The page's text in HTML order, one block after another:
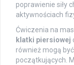
poprawienie siły
aktywnościach
Ćwiczenia na
klatki piersiowej
również mogą
początkujących.